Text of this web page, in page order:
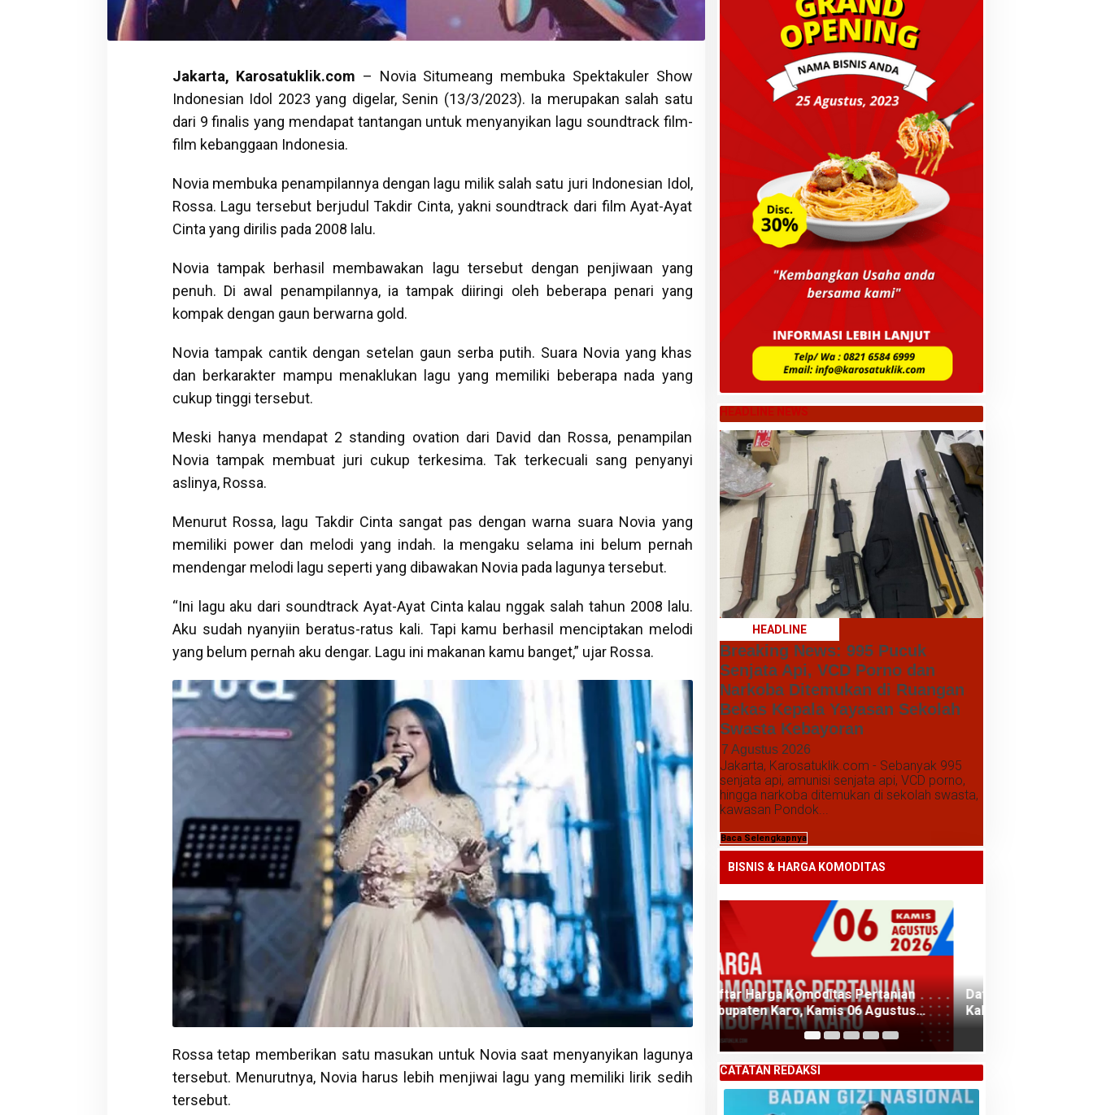
Jakarta, Karosatuklik.com – Novia Situmeang membuka Spektakuler Show
Indonesian Idol 2023 yang digelar, Senin (13/3/2023). Ia merupakan salah satu
dari 9 finalis yang mendapat tantangan untuk menyanyikan lagu soundtrack film-
film kebanggaan Indonesia.
Novia membuka penampilannya dengan lagu milik salah satu juri Indonesian Idol,
Rossa. Lagu tersebut berjudul Takdir Cinta, yakni soundtrack dari film Ayat-Ayat
Cinta yang dirilis pada 2008 lalu.
Novia tampak berhasil membawakan lagu tersebut dengan penjiwaan yang
penuh. Di awal penampilannya, ia tampak diiringi oleh beberapa penari yang
kompak dengan gaun berwarna gold.
Novia tampak cantik dengan setelan gaun serba putih. Suara Novia yang khas
dan berkarakter mampu menaklukan lagu yang memiliki beberapa nada yang
cukup tinggi tersebut.
Meski hanya mendapat 2 standing ovation dari David dan Rossa, penampilan
Novia tampak membuat juri cukup terkesima. Tak terkecuali sang penyanyi
aslinya, Rossa.
Menurut Rossa, lagu Takdir Cinta sangat pas dengan warna suara Novia yang
memiliki power dan melodi yang indah. Ia mengaku selama ini belum pernah
mendengar melodi lagu seperti yang dibawakan Novia pada lagunya tersebut.
“Ini lagu aku dari soundtrack Ayat-Ayat Cinta kalau nggak salah tahun 2008 lalu.
Aku sudah nyanyiin beratus-ratus kali. Tapi kamu berhasil menciptakan melodi
yang belum pernah aku dengar. Lagu ini makanan kamu banget,” ujar Rossa.
Rossa tetap memberikan satu masukan untuk Novia saat menyanyikan lagunya
tersebut. Menurutnya, Novia harus lebih menjiwai lagu yang memiliki lirik sedih
tersebut.
HEADLINE NEWS
HEADLINE
Breaking News: 995 Pucuk
Senjata Api, VCD Porno dan
Narkoba Ditemukan di Ruangan
Bekas Kepala Yayasan Sekolah
Swasta Kebayoran
7 Agustus 2026
Jakarta, Karosatuklik.com - Sebanyak 995
senjata api, amunisi senjata api, VCD porno,
hingga narkoba ditemukan di sekolah swasta,
kawasan Pondok...
Baca Selengkapnya
BISNIS & HARGA KOMODITAS
Daftar Harga Komoditas Pertanian
Kabupaten Karo, Kamis 06 Agustus
2026
Daftar Harga Komoditas Pertanian
Kabupaten Karo, Rabu 05 Agustus 2026
CATATAN REDAKSI